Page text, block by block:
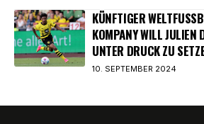
KÜNFTIGER
OMPANY WILL JULIEN
NTER DRUCK ZU
10. SEPTEMBER 2024